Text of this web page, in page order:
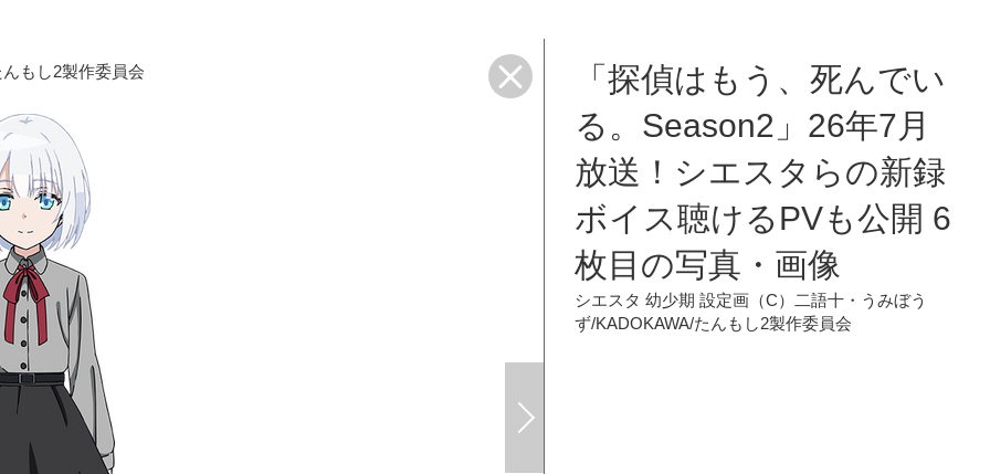
もし2製作委員会
「探偵はもう、死んでい
る。Season2」26年7月
放送！シエスタらの新録
ボイス聴けるPVも公開 6
枚目の写真・画像
シエスタ 幼少期 設定画（C）二語十・うみぼう
ず/KADOKAWA/たんもし2製作委員会